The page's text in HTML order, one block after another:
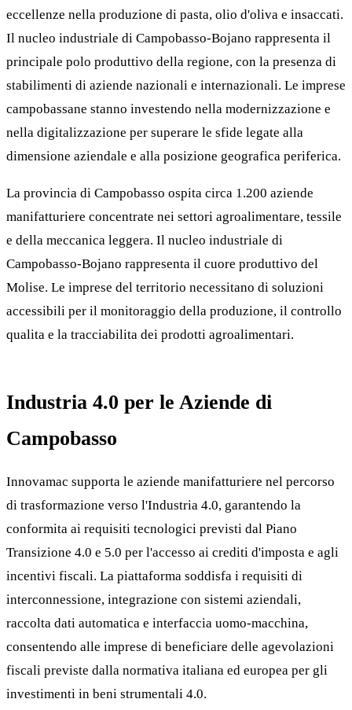
eccellenze nella produzione di pasta, olio d'oliva e insaccati.
Il nucleo industriale di Campobasso-Bojano rappresenta il
principale polo produttivo della regione, con la presenza di
stabilimenti di aziende nazionali e internazionali. Le imprese
campobassane stanno investendo nella modernizzazione e
nella digitalizzazione per superare le sfide legate alla
dimensione aziendale e alla posizione geografica periferica.
La provincia di Campobasso ospita circa 1.200 aziende
manifatturiere concentrate nei settori agroalimentare, tessile
e della meccanica leggera. Il nucleo industriale di
Campobasso-Bojano rappresenta il cuore produttivo del
Molise. Le imprese del territorio necessitano di soluzioni
accessibili per il monitoraggio della produzione, il controllo
qualita e la tracciabilita dei prodotti agroalimentari.
Industria 4.0 per le Aziende di
Campobasso
Innovamac supporta le aziende manifatturiere nel percorso
di trasformazione verso l'Industria 4.0, garantendo la
conformita ai requisiti tecnologici previsti dal Piano
Transizione 4.0 e 5.0 per l'accesso ai crediti d'imposta e agli
incentivi fiscali. La piattaforma soddisfa i requisiti di
interconnessione, integrazione con sistemi aziendali,
raccolta dati automatica e interfaccia uomo-macchina,
consentendo alle imprese di beneficiare delle agevolazioni
fiscali previste dalla normativa italiana ed europea per gli
investimenti in beni strumentali 4.0.